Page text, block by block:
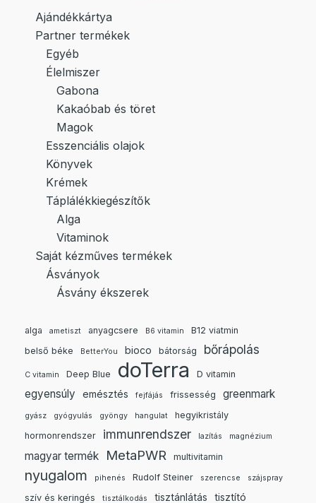
Ajándékkártya
Partner termékek
Egyéb
Élelmiszer
Gabona
Kakaóbab és töret
Magok
Esszenciális olajok
Könyvek
Krémek
Táplálékkiegészítők
Alga
Vitaminok
Saját kézműves termékek
Ásványok
Ásvány ékszerek
alga ametiszt anyagcsere B6 vitamin
B12 viatmin
belső béke
BetterYou bioco bátorság bőrápolás
C vitamin Deep Blue doTerra D vitamin
egyensúly emésztés fejfájás frissesség greenmark
gyász gyógyulás gyöngy hangulat
hegyikristály
hormonrendszer
immunrendszer lazítás magnézium
magyar termék MetaPWR multivitamin
nyugalom pihenés Rudolf Steiner szerencse szájspray
szív és keringés tisztálkodás tisztánlátás tisztító